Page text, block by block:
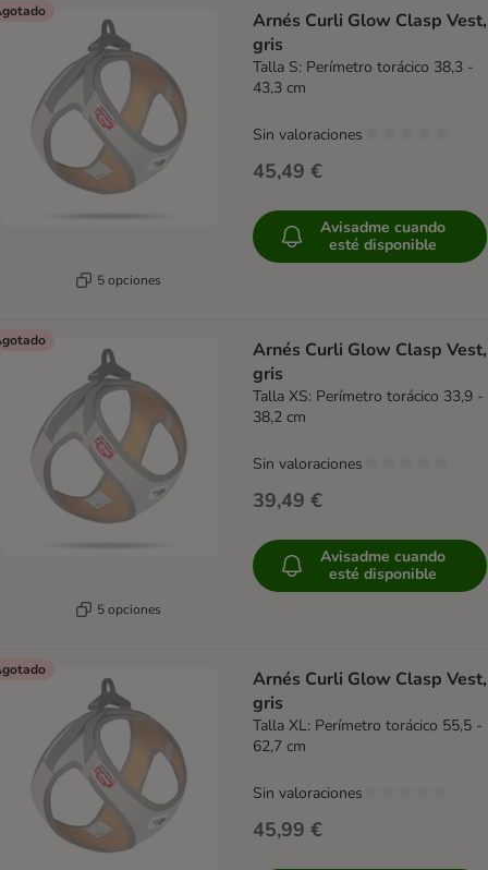
5 opciones
Arnés Curli Glow Clasp Vest,
gris
Talla S: Perímetro torácico 38,3 -
43,3 cm
45,49 €
Sin valoraciones
Avisadme cuando
esté disponible
5 opciones
Arnés Curli Glow Clasp Vest,
gris
Talla XS: Perímetro torácico 33,9 -
38,2 cm
39,49 €
Sin valoraciones
Avisadme cuando
esté disponible
Arnés Curli Glow Clasp Vest,
gris
Talla XL: Perímetro torácico 55,5 -
62,7 cm
45,99 €
Sin valoraciones